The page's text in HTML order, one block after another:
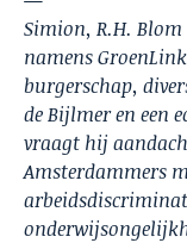
Simion, R.H.
namens
burgerschap,
de Bijlmer en een
vraagt hij
Amsterdammers